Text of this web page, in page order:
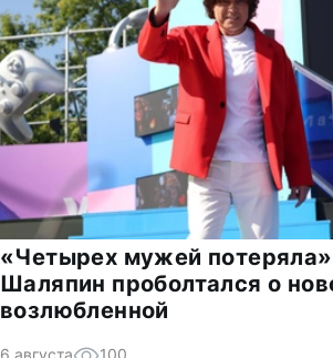
«Четырех мужей
Шаляпин проболтался о
возлюбленной
6 августа 100